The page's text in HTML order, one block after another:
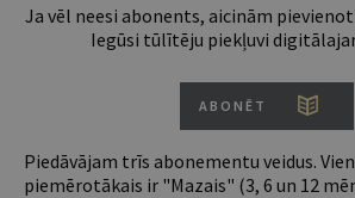
Ja vēl neesi abonents, aicinām
Iegūsi tūlītēju piekļuvi
ABONĒT
Piedāvājam trīs abonementu veidus.
piemērotākais ir "Mazais" (3, 6 un 12